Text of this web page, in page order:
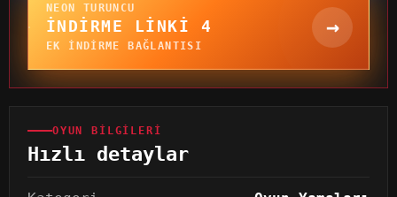
NEON TURUNCU
İNDIRME LINKI 4
EK INDIRME BAĞLANTISI
→
OYUN BILGILERI
Hızlı detaylar